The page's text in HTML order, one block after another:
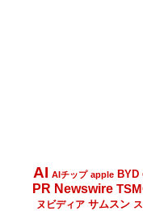
AI AIチップ apple BYD
PR Newswire
ヌビディア サムスン